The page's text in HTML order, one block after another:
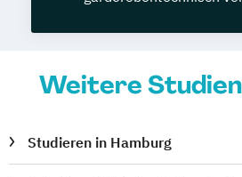
Weitere
Studieren in Hamburg